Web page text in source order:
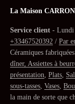
La Maison CARRON
Service client - Lundi
+33467520392 / Par
Céramiques
dîner, Assiettes à
présentation, Plats,
sous-tasses, Vases,
la main de sorte que